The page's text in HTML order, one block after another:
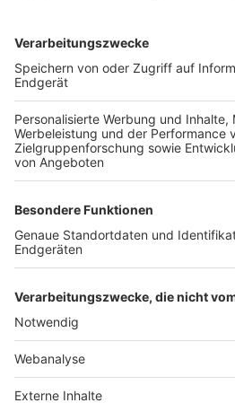
TOP-VEREINE
TOP-PARTNER
Nutzungsbedingungen Datenschutz